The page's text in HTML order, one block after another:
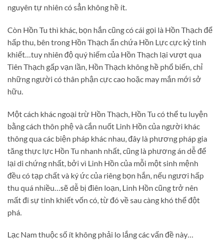
nguyên tự nhiên có sẳn không hề ít.
Còn Hồn Tu thì khác, bọn hắn cũng có cái gọi là Hồn Thạch để
hấp thu, bên trong Hồn Thạch ẩn chứa Hồn Lực cực kỳ tinh
khiết…tuy nhiên độ quý hiếm của Hồn Thạch lại vượt qua
Tiên Thạch gấp vạn lần, Hồn Thạch không hề phổ biến, chỉ
những người có thân phận cực cao hoặc may mắn mới sở
hữu.
Một cách khác ngoại trừ Hồn Thạch, Hồn Tu có thể tu luyện
bằng cách thôn phệ và cắn nuốt Linh Hồn của người khác
thông qua các biện pháp khác nhau, đây là phương pháp gia
tăng thực lực Hồn Tu nhanh nhất, cũng là phương án dễ để
lại di chứng nhất, bởi vì Linh Hồn của mỗi một sinh mệnh
đều có tạp chất và ký ức của riêng bọn hắn, nếu ngươi hấp
thu quá nhiều…sẽ dễ bị điên loạn, Linh Hồn cũng trở nên
mất đi sự tinh khiết vốn có, từ đó về sau càng khó thể đột
phá.
Lạc Nam thuộc số ít không phải lo lắng các vấn đề này…